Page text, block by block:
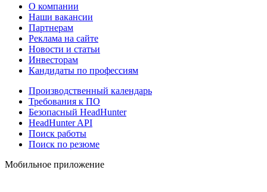
О компании
Наши вакансии
Партнерам
Реклама на сайте
Новости и статьи
Инвесторам
Кандидаты по профессиям
Производственный календарь
Требования к ПО
Безопасный HeadHunter
HeadHunter API
Поиск работы
Поиск по резюме
Мобильное приложение